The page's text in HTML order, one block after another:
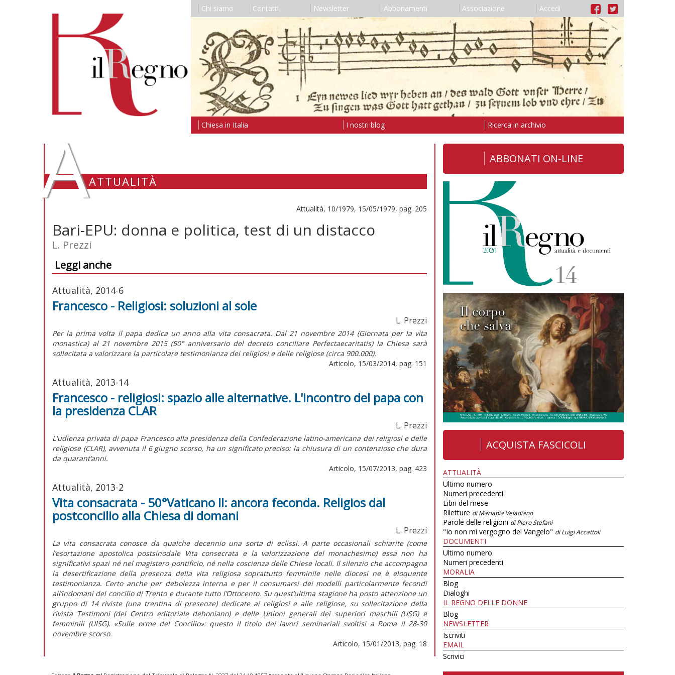
Chi siamo Contatti Newsletter Abbonamenti Associazione Accedi
Chiesa in Italia I nostri blog Ricerca in archivio
AATTUALITÀ
Attualità, 10/1979, 15/05/1979, pag. 205
Bari-EPU: donna e politica, test di un distacco
L. Prezzi
Leggi anche
Attualità, 2014-6
Francesco - Religiosi: soluzioni al sole
L. Prezzi
Per la prima volta il papa dedica un anno alla vita consacrata. Dal 21 novembre 2014 (Giornata per la vita
monastica) al 21 novembre 2015 (50° anniversario del decreto conciliare Perfectaecaritatis) la Chiesa sarà
sollecitata a valorizzare la particolare testimonianza dei religiosi e delle religiose (circa 900.000).
Articolo, 15/03/2014, pag. 151
Attualità, 2013-14
Francesco - religiosi: spazio alle alternative. L'incontro del papa con
la presidenza CLAR
L. Prezzi
L'udienza privata di papa Francesco alla presidenza della Confederazione latino-americana dei religiosi e delle
religiose (CLAR), avvenuta il 6 giugno scorso, ha un significato preciso: la chiusura di un contenzioso che dura
da quarant’anni.
Articolo, 15/07/2013, pag. 423
Attualità, 2013-2
Vita consacrata - 50°Vaticano II: ancora feconda. Religios dal
postconcilio alla Chiesa di domani
L. Prezzi
La vita consacrata conosce da qualche decennio una sorta di eclissi. A parte occasionali schiarite (come
l’esortazione apostolica postsinodale Vita consecrata e la valorizzazione del monachesimo) essa non ha
significativi spazi né nel magistero pontificio, né nella coscienza delle Chiese locali. Il silenzio che accompagna
la desertificazione della presenza della vita religiosa soprattutto femminile nelle diocesi ne è eloquente
testimonianza. Certo anche per debolezza interna e per il consumarsi dei modelli particolarmente fecondi
all’indomani del concilio di Trento e durante tutto l’Ottocento. Su quest’ultima stagione ha posto attenzione un
gruppo di 14 riviste (una trentina di presenze) dedicate ai religiosi e alle religiose, su sollecitazione della
rivista Testimoni (del Centro editoriale dehoniano) e delle Unioni generali dei superiori maschili (USG) e
femminili (UISG). «Sulle orme del Concilio»: questo il titolo dei lavori seminariali svoltisi a Roma il 28-30
novembre scorso.
Articolo, 15/01/2013, pag. 18
ABBONATI ON-LINE
ACQUISTA FASCICOLI
ATTUALITÀ
Ultimo numero
Numeri precedenti
Libri del mese
Riletture di Mariapia Veladiano
Parole delle religioni di Piero Stefani
"Io non mi vergogno del Vangelo" di Luigi Accattoli
DOCUMENTI
Ultimo numero
Numeri precedenti
MORALIA
Blog
Dialoghi
IL REGNO DELLE DONNE
Blog
NEWSLETTER
Iscriviti
EMAIL
Scrivici